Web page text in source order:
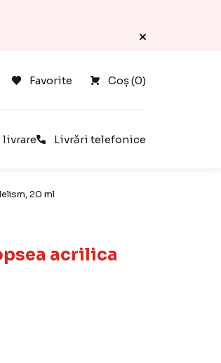
Coș (0)
Favorite
livrare Livrări telefonice
20 ml
acrilica